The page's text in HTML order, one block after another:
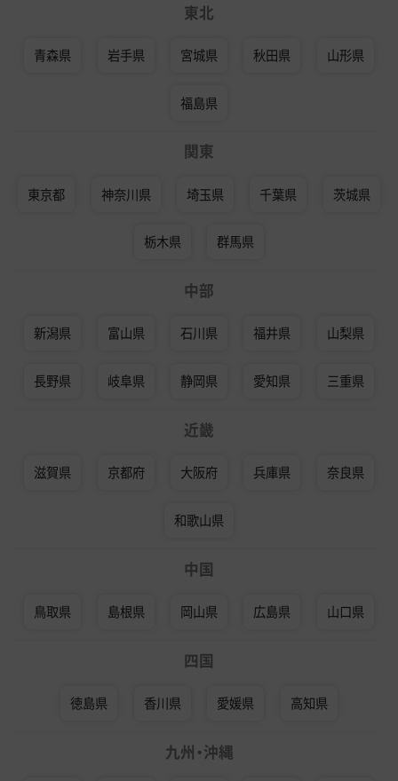
東北
青森県 岩手県 宮城県 秋田県 山形県
福島県
関東
東京都 神奈川県 埼玉県 千葉県 茨城県
栃木県 群馬県
中部
新潟県 富山県 石川県 福井県 山梨県
長野県 岐阜県 静岡県 愛知県 三重県
近畿
滋賀県 京都府 大阪府 兵庫県 奈良県
和歌山県
中国
鳥取県 島根県 岡山県 広島県 山口県
四国
徳島県 香川県 愛媛県 高知県
九州・沖縄